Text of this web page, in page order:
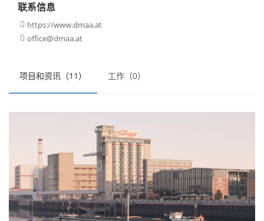
项目和资讯（11） 工作（0）
联系信息
 https://www.dmaa.at
 office@dmaa.at